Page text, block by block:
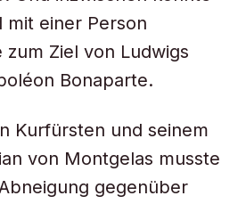
mit einer Person
zum Ziel von Ludwigs
Bonaparte.
Kurfürsten und seinem
von Montgelas musste
gegenüber